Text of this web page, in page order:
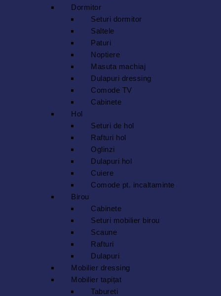
Dormitor
Seturi dormitor
Saltele
Paturi
Noptiere
Masuta machiaj
Dulapuri dressing
Comode TV
Cabinete
Hol
Seturi de hol
Rafturi hol
Oglinzi
Dulapuri hol
Cuiere
Comode pt. incaltaminte
Birou
Cabinete
Seturi mobilier birou
Scaune
Rafturi
Dulapuri
Mobilier dressing
Mobilier tapițat
Tabureti